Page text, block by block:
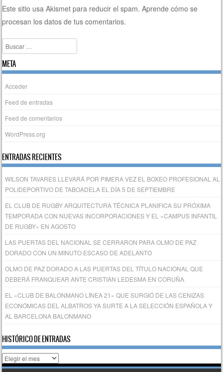
Este sitio usa Akismet para reducir el spam.Aprende cómo se
procesan los datos de tus comentarios.
Buscar
META
Acceder
Feed de entradas
Feed de comentarios
WordPress.org
ENTRADAS RECIENTES
WILSON TAVARES LLEVARÁ POR PIMERA VEZ EL BOXEO PROFESIONAL AL
POLIDEPORTIVO DE TABOADELA EL DÍA 5 DE SEPTIEMBRE
EL CLUB DE RUGBY ARQUITECTURA TÉCNICA PLANIFICA SU PRÓXIMA
TEMPORADA CON NUEVAS INCORPORACIONES Y EL «CAMPUS INFANTIL
DE RUGBY» EN AGOSTO
LAS PUERTAS DEL NACIONAL SE CERRARON PARA OLMO DE PAZ
DORADO CON UN MINUTO ESCASO DE ADELANTO
OLMO DE PAZ DORADO A LAS PUERTAS DEL TÍTULO NACIONAL QUE
DEBERÁ FRANQUEAR ANTE CRISTIAN LEDESMA EN CORUÑA
EL «CLUB DE BALONMANO LÍNEA 21» QUE SURGIÓ DE LAS CENIZAS
ECONÓMICAS DEL ALBATROS YA SURTE A LA SELECCIÓN ESPAÑOLA Y
AL BARCELONA BALONMANO
HISTÓRICO DE ENTRADAS
Histórico
de